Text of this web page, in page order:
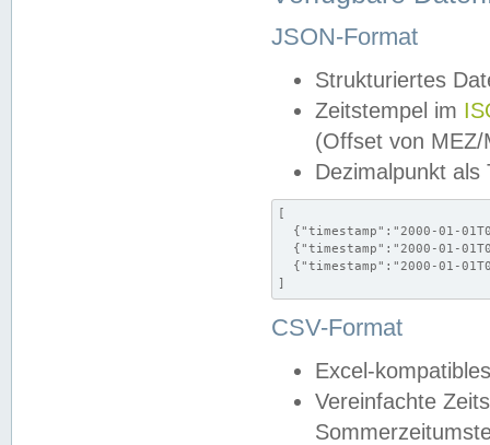
JSON-Format
Strukturiertes
Zeitstempel im
(Offset von MEZ/
Dezimalpunkt als
[
{"timestamp":"2000-01-
{"timestamp":"2000-01-
{"timestamp":"2000-01-
]
CSV-Format
Excel-
Vereinfachte